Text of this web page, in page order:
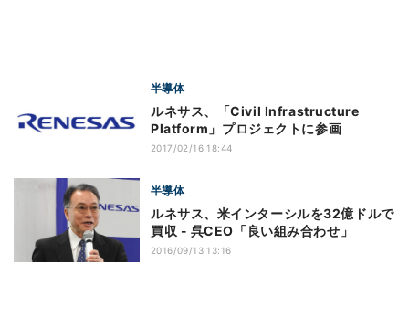
半導体
ルネサス、「Civil Infrastructure
Platform」プロジェクトに参画
2017/02/16 18:44
半導体
ルネサス、米インターシルを32億ドルで
買収 - 呉CEO「良い組み合わせ」
2016/09/13 13:16